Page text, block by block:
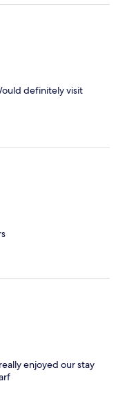
definitely visit
enjoyed our stay